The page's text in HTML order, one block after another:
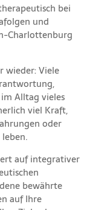
bei
und
Charlottenburg
wieder: Viele
Alltag vieles
viel Kraft,
oder
auf integrativer
bewährte
auf Ihre